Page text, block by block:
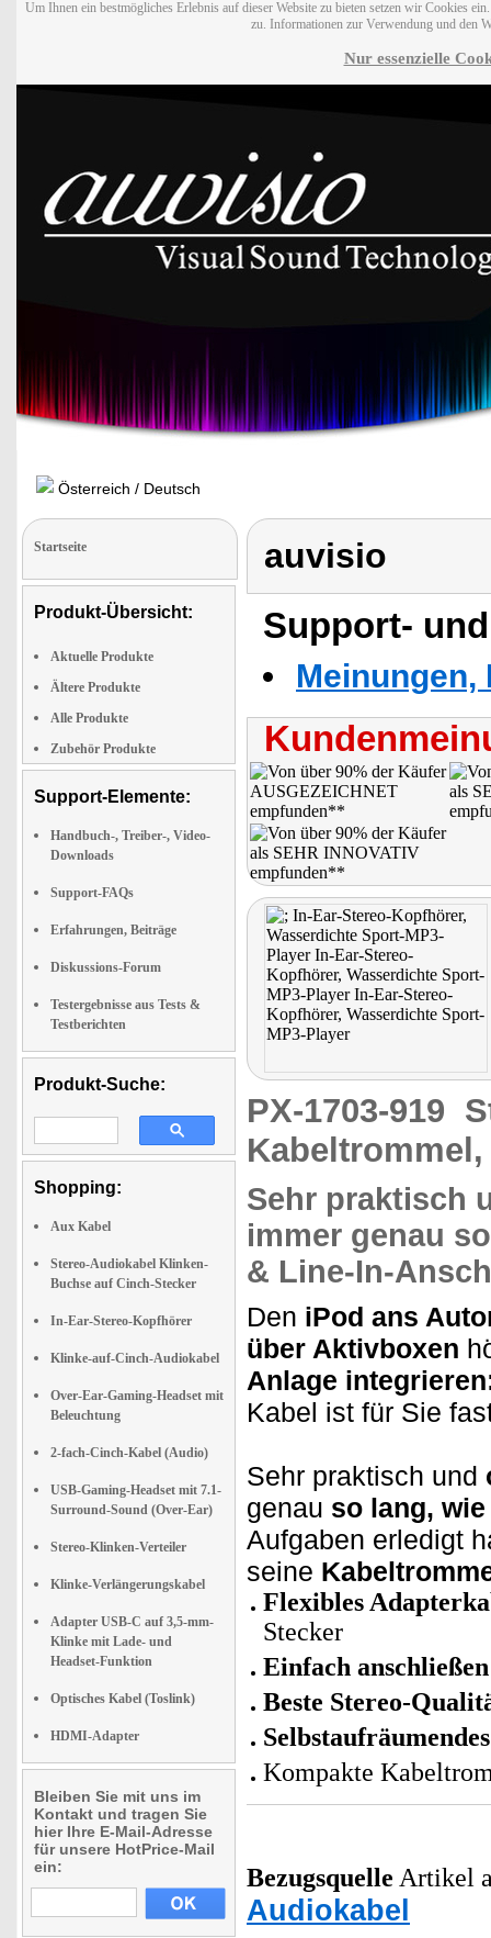
Um Ihnen ein bestmögliches Erlebnis auf dieser Website zu bieten setzen wir Cookies
zu. Informationen zur Verwendung und den
Nur essenzielle
Österreich / Deutsch
Startseite
Produkt-Übersicht:
Aktuelle Produkte
Ältere Produkte
Alle Produkte
Zubehör Produkte
Support-Elemente:
Handbuch-, Treiber-, Video-
Downloads
Support-FAQs
Erfahrungen, Beiträge
Diskussions-Forum
Testergebnisse aus Tests &
Testberichten
Produkt-Suche:
Shopping:
Aux Kabel
Stereo-Audiokabel Klinken-
Buchse auf Cinch-Stecker
In-Ear-Stereo-Kopfhörer
Klinke-auf-Cinch-Audiokabel
Over-Ear-Gaming-Headset mit
Beleuchtung
2-fach-Cinch-Kabel (Audio)
USB-Gaming-Headset mit 7.1-
Surround-Sound (Over-Ear)
Stereo-Klinken-Verteiler
Klinke-Verlängerungskabel
Adapter USB-C auf 3,5-mm-
Klinke mit Lade- und
Headset-Funktion
Optisches Kabel (Toslink)
HDMI-Adapter
Bleiben Sie mit uns im
Kontakt und tragen Sie
hier Ihre E-Mail-Adresse
für unsere HotPrice-Mail
ein:
auvisio
Support-
PX-1703-919
Sehr praktisch
immer genau
& Line-In-
Den iPod ans
über Aktivboxen
Anlage
Kabel ist für Sie
Sehr praktisch und
genau so lang,
Aufgaben erledigt
seine
Flexibles
Stecker
Einfach anschließen
Beste Stereo-
Kompakte
Bezugsquelle Artikel
Audiokabel